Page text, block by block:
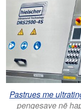
Pastrues me
pengesave në